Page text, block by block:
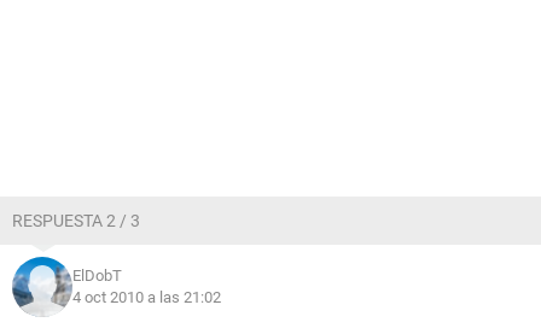
RESPUESTA 2 / 3
ElDobT
4 oct 2010 a las 21:02